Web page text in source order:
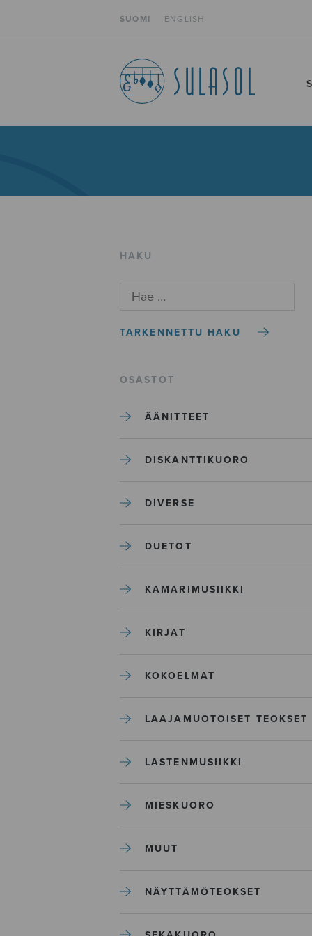
SUOMI ENGLISH
HAKU
TARKENNETTU HAKU
OSASTOT
ÄÄNITTEET
DISKANTTIKUORO
DIVERSE
DUETOT
KAMARIMUSIIKKI
KIRJAT
KOKOELMAT
LAAJAMUOTOISET TEOKSET
LASTENMUSIIKKI
MIESKUORO
MUUT
NÄYTTÄMÖTEOKSET